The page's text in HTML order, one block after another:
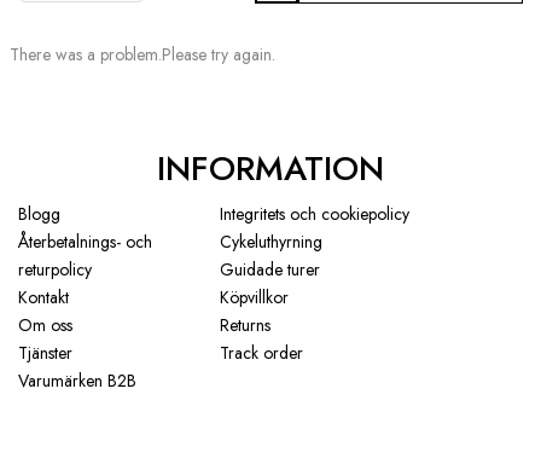
There was a problem.Please try again.
INFORMATION
Blogg
Integritets och cookiepolicy
Återbetalnings- och
returpolicy
Cykeluthyrning
Guidade turer
Kontakt
Köpvillkor
Om oss
Returns
Tjänster
Track order
Varumärken B2B